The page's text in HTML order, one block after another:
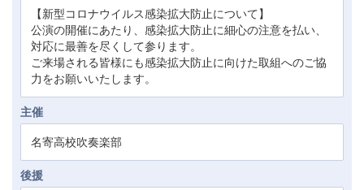
【新型コロナウイルス感染拡大防止について】
公演の開催にあたり、感染拡大防止に細心の注意を払い、
対応に最善を尽くして参ります。
ご来場される皆様にも感染拡大防止に向けた取組へのご協
力をお願いいたします。
主催
名寄高校吹奏楽部
後援